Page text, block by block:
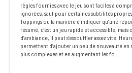
règles fournies avec le jeu sont faciles à
ignorées, sauf pour certaines subtilités
Toppings ou la manière d’indiquer qu’une
résumé, c’est un jeu rapide et accessible,
d’ambiance, il peut s’essouffler assez vite.
permettent d’ajouter un peu de nouveauté
plus complexes et en augmentant les fo...